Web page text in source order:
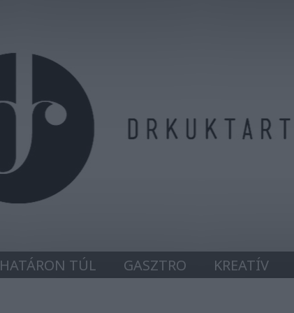
HATÁRON TÚL GASZTRO KREATÍV